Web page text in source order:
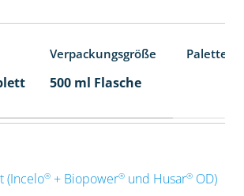
Verpackungsgröße
500 ml Flasche
(Incelo®+ Biopower®und Husar®OD)